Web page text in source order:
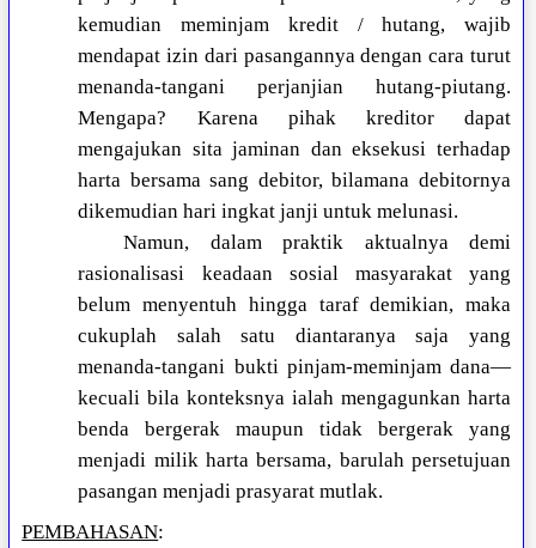
kemudian meminjam kredit / hutang, wajib
mendapat izin dari pasangannya dengan cara turut
menanda-tangani perjanjian hutang-piutang.
Mengapa? Karena pihak kreditor dapat
mengajukan sita jaminan dan eksekusi terhadap
harta bersama sang debitor, bilamana debitornya
dikemudian hari ingkat janji untuk melunasi.
Namun, dalam praktik aktualnya demi
rasionalisasi keadaan sosial masyarakat yang
belum menyentuh hingga taraf demikian, maka
cukuplah salah satu diantaranya saja yang
menanda-tangani bukti pinjam-meminjam dana—
kecuali bila konteksnya ialah mengagunkan harta
benda bergerak maupun tidak bergerak yang
menjadi milik harta bersama, barulah persetujuan
pasangan menjadi prasyarat mutlak.
PEMBAHASAN: